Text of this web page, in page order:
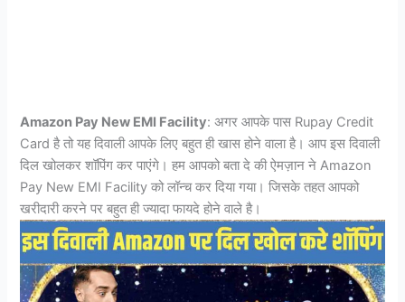
Amazon Pay New EMI Facility: अगर आपके पास Rupay Credit
Card है तो यह दिवाली आपके लिए बहुत ही खास होने वाला है। आप इस दिवाली
दिल खोलकर शॉपिंग कर पाएंगे। हम आपको बता दे की ऐमज़ान ने Amazon
Pay New EMI Facility को लॉन्च कर दिया गया। जिसके तहत आपको
खरीदारी करने पर बहुत ही ज्यादा फायदे होने वाले है।